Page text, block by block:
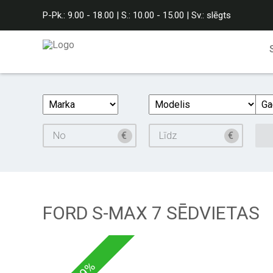
P-Pk.: 9.00 - 18.00 | S.: 10.00 - 15.00 | Sv.: slēgts
FORD S-MAX 7 SĒDVIETAS